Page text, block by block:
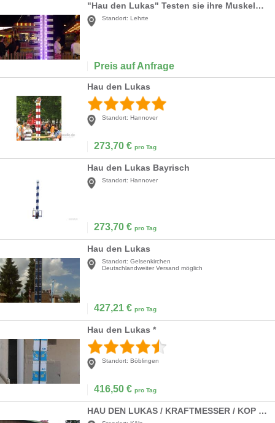
"Hau den Lukas" Testen sie ihre Muskelkraft
Standort: Lehrte
Preis auf Anfrage
Hau den Lukas
Standort: Hannover
273,70 € pro Tag
Hau den Lukas Bayrisch
Standort: Hannover
273,70 € pro Tag
Hau den Lukas
Standort: Gelsenkirchen
Deutschlandweiter Versand möglich
427,21 € pro Tag
Hau den Lukas *
Standort: Böblingen
416,50 € pro Tag
HAU DEN LUKAS / KRAFTMESSER / KOP VAN JUT